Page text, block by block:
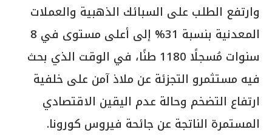
وارتفع الطلب على السبائك الذهبية والعملات
المعدنية بنسبة 31% إلى أعلى مستوى في 8
سنوات مُسجلًا 1180 طنًا، في الوقت الذي بحث
فيه مستثمرو التجزئة عن ملاذ آمن على خلفية
ارتفاع التضخم وحالة عدم اليقين الاقتصادي
المستمرة الناتجة عن جائحة فيروس كورونا.